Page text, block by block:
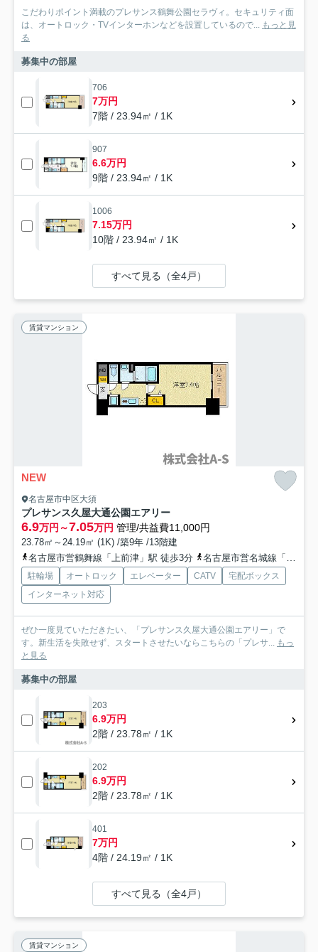
こだわりポイント満載のプレサンス鶴舞公園セラヴィ。セキュリティ面
は、オートロック・TVインターホンなどを設置しているので... もっと見
る
募集中の部屋
706
7万円
7階 / 23.94㎡ / 1K
907
6.6万円
9階 / 23.94㎡ / 1K
1006
7.15万円
10階 / 23.94㎡ / 1K
すべて見る（全4戸）
賃貸マンション
NEW
名古屋市中区大須
プレサンス久屋大通公園エアリー
6.9万円～7.05万円 管理/共益費11,000円
23.78㎡～24.19㎡ (1K) /築9年 /13階建
名古屋市営鶴舞線「上前津」駅 徒歩3分
名古屋市営名城線「矢場町」駅 徒歩6分
駐輪場 オートロック エレベーター CATV
宅配ボックス
インターネット対応
ぜひ一度見ていただきたい、「プレサンス久屋大通公園エアリー」で
す。新生活を失敗せず、スタートさせたいならこちらの「プレサ... もっ
と見る
募集中の部屋
203
6.9万円
2階 / 23.78㎡ / 1K
202
6.9万円
2階 / 23.78㎡ / 1K
401
7万円
4階 / 24.19㎡ / 1K
すべて見る（全4戸）
賃貸マンション